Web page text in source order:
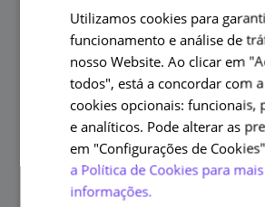
Gonçalo Melo da
Utilizamos cookies para
funcionamento e análise de
nosso Website. Ao clicar em
todos", está a concordar com
cookies opcionais: funcionais,
e analíticos. Pode alterar as
em "Configurações de
a Política de Cookies para mais
informações.